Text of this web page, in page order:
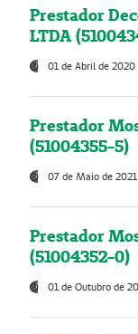
Prestador
LTDA
01 de Abril de 2020
Prestador
(51004355-5)
07 de Maio de 2021
Prestador
(51004352-0)
01 de Outubro de